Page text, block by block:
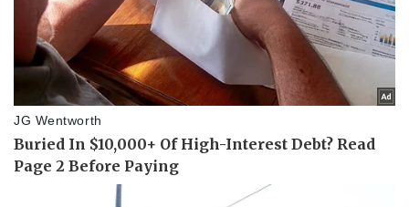
Doanh nghiệp
Thông tin doanh nghiệp
Doanh nghiệp 24h
Doanh nhân
Vì cộng đồng
Công nghệ
Sành điệu
Tin Công nghệ
Trải nghiệm
Chuyển đổi số